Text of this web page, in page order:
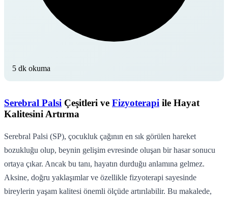
5 dk okuma
Serebral Palsi Çeşitleri ve Fizyoterapi ile Hayat
Kalitesini Artırma
Serebral Palsi (SP), çocukluk çağının en sık görülen hareket
bozukluğu olup, beynin gelişim evresinde oluşan bir hasar sonucu
ortaya çıkar. Ancak bu tanı, hayatın durduğu anlamına gelmez.
Aksine, doğru yaklaşımlar ve özellikle fizyoterapi sayesinde
bireylerin yaşam kalitesi önemli ölçüde artırılabilir. Bu makalede,